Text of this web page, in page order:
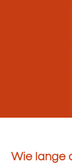
Wie lange